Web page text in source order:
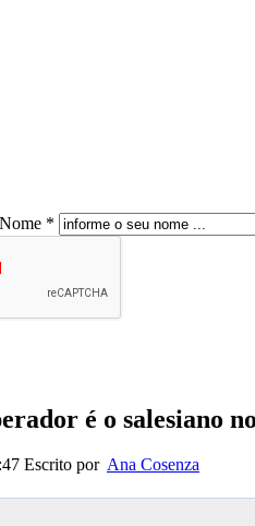
Nome *
é o salesiano
Escrito por Ana Cosenza